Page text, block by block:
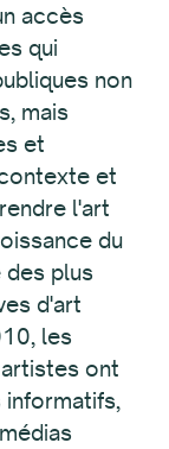
accès
qui
non
mais
et
et
l'art
du
des plus
d'art
les
ont